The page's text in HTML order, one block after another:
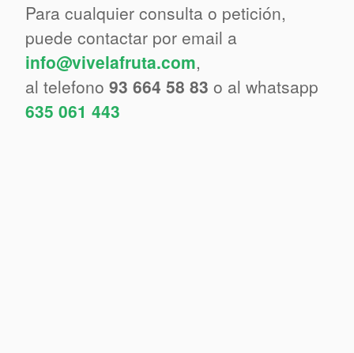
Para cualquier consulta o petición,
puede contactar por email a
info@vivelafruta.com,
al telefono 93 664 58 83 o al whatsapp
635 061 443